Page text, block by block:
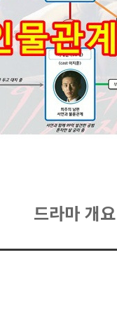
드라마 개요